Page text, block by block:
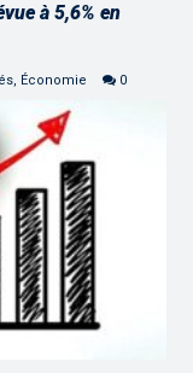
à 5,6% en
, Économie 0